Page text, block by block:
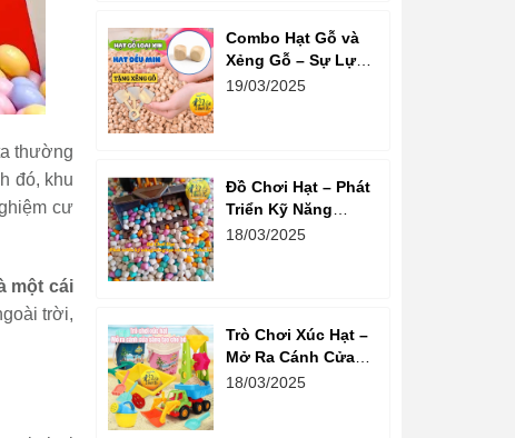
thường
đó, khu
cư
một cái
trời,
Combo Hạt Gỗ và
Xẻng Gỗ – Sự Lựa
Chọn Tuyệt Vời
19/03/2025
Đồ Chơi Hạt – Phát
Triển Kỹ Năng
Sáng Tạo Và Tư
18/03/2025
Trò Chơi Xúc Hạt –
Mở Ra Cánh Cửa
Sáng Tạo Cho Bé
18/03/2025